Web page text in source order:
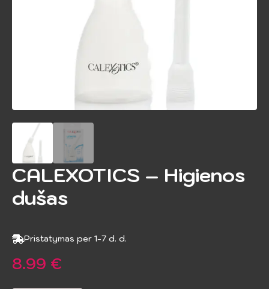
CALEXOTICS – Higienos
dušas
Pristatymas per 1-7 d. d.
8.99 €